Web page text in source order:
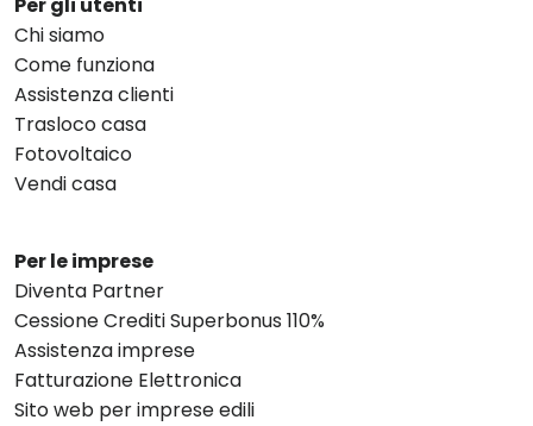
Per gli utenti
Chi siamo
Come funziona
Assistenza clienti
Trasloco casa
Fotovoltaico
Vendi casa
Per le imprese
Diventa Partner
Cessione Crediti Superbonus 110%
Assistenza imprese
Fatturazione Elettronica
Sito web per imprese edili